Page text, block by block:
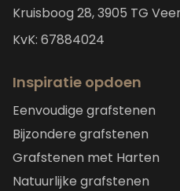
Kruisboog 28, 3905 TG
KvK: 67884024
Inspiratie opdoen
Eenvoudige grafstenen
Bijzondere grafstenen
Grafstenen met Harten
Natuurlijke grafstenen